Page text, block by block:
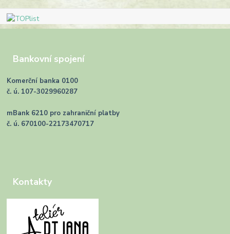
Bankovní spojení
Komerční banka 0100
č. ú. 107-3029960287
mBank 6210 pro zahraniční platby
č. ú. 670100-22173470717
Kontakty